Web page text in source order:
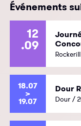
Événements
12
.09
18.07
>
19.07
Dour
Dour /